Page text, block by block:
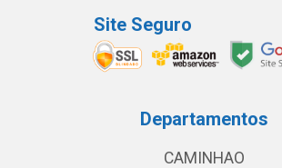
Site Seguro
Departamentos
CAMINHAO